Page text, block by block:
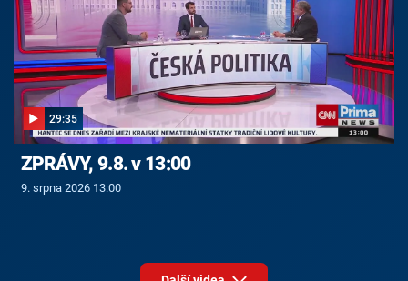
29:35
ZPRÁVY, 9.8. v 13:00
9. srpna 2026 13:00